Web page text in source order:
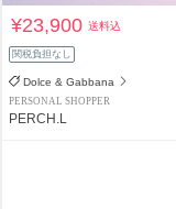
¥23,900送料込
関税負担なし
Dolce & Gabbana
PERSONAL SHOPPER
PERCH.L